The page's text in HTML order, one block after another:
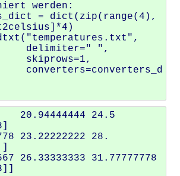
werden:
= dict(zip(range(4),
( "temperatures.txt" ,
delimiter=" " ,
skiprows=1,
converters=converters_d
20.94444444 24.5